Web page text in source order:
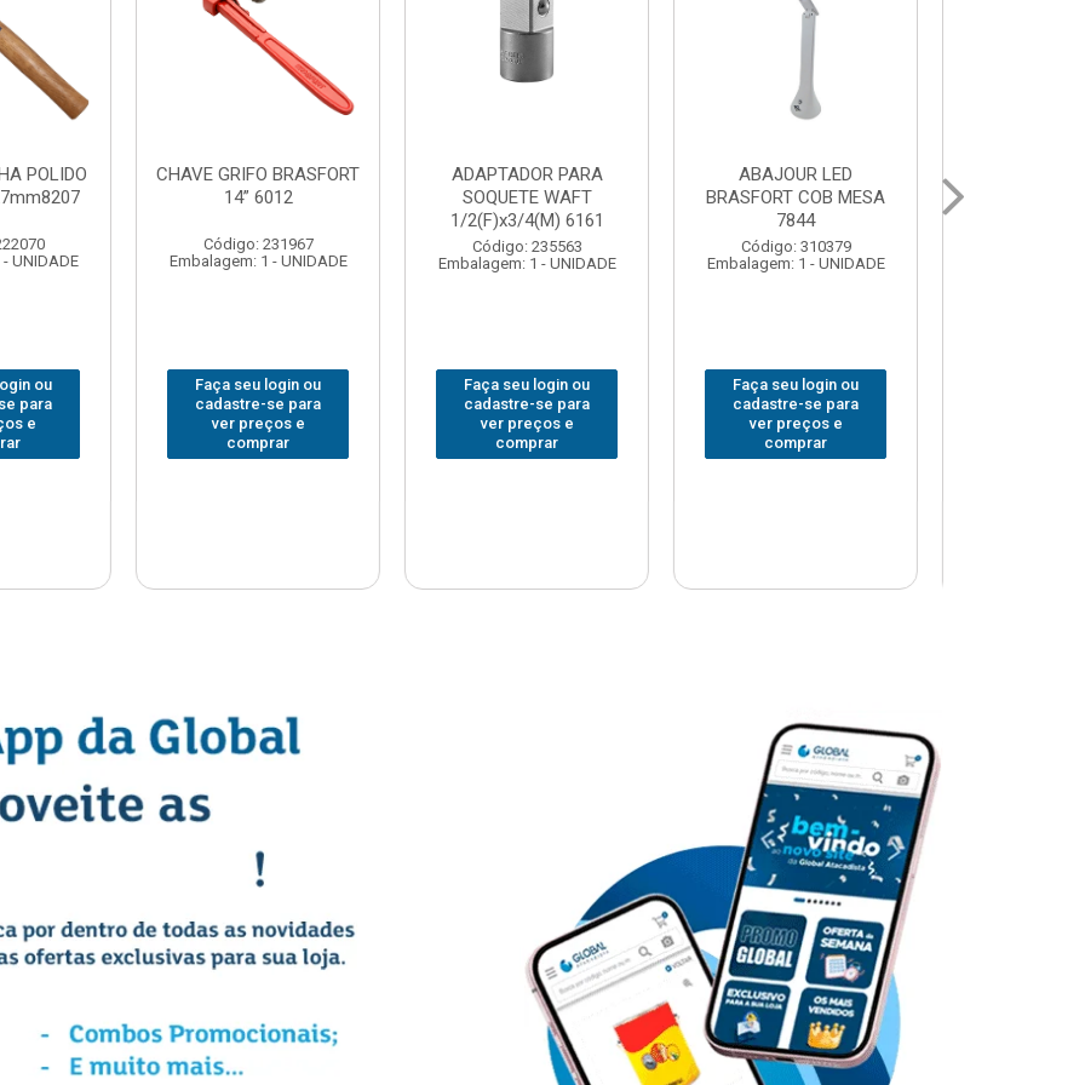
BRASFORT
- UNIDADE
login ou
se para
e
ADAPTADOR PARA
SOQUETE WAFT
Código: 235563
Embalagem: 1 - UNIDADE
Faça seu login ou
cadastre-se para
ver preços e
comprar
ABAJOUR LED
BRASFORT COB MESA
7844
Código: 310379
Embalagem: 1 - UNIDADE
Faça seu login ou
cadastre-se para
ver preços e
comprar
BOLSA PARA
FERRAMENTAS
BRASFORT FECHADA
18BOLSOS 7559
Código: 312401
Faça seu login ou
cadastre-se para
ver preços e
comprar